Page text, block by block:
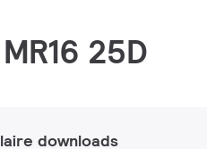
25D
downloads